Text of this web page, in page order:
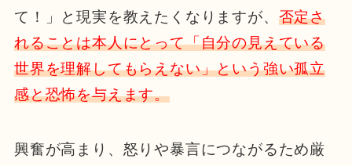
て！」と現実を教えたくなりますが、 否定さ
れることは本人にとって「自分の見えている
世界を理解してもらえない」という強い孤立
感と恐怖を与えます。
興奮が高まり、怒りや暴言につながるため厳